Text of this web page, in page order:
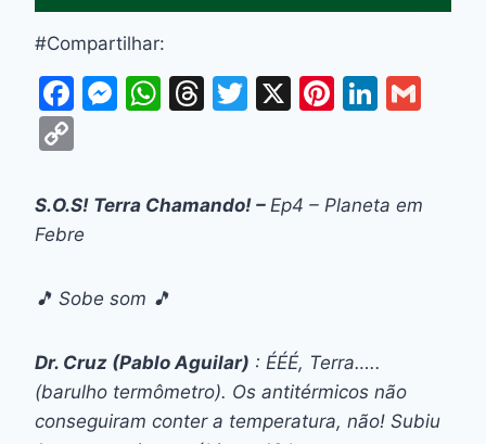
#Compartilhar:
F
e
b
o
M
s
g
W
s
p
T
a
T
er
X
Pi
e
Li
e l
p
y
n
S.O.S! Terra Chamando! – Ep4 – Planeta em
Febre
🎵 Sobe som 🎵
Dr. Cruz (Pablo Aguilar) : ÉÉÉ, Terra…..
(barulho termômetro). Os antitérmicos não
conseguiram conter a temperatura, não! Subiu